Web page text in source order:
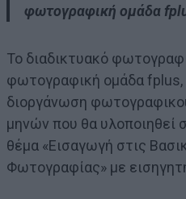
φωτογραφική ομάδα
Το διαδικτυακό
φωτογραφική ομάδα fplus,
διοργάνωση
μηνών που θα
θέμα «Εισαγωγή στις
Φωτογραφίας» με